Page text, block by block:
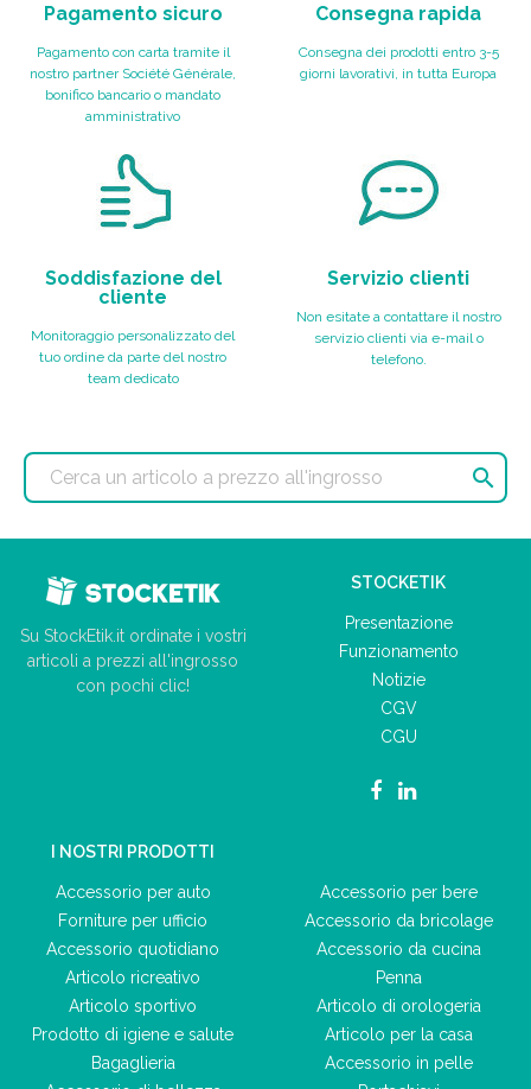
Pagamento sicuro
Pagamento con carta tramite il
nostro partner Société Générale,
bonifico bancario o mandato
amministrativo
Consegna rapida
Consegna dei prodotti entro 3-5
giorni lavorativi, in tutta Europa
Soddisfazione del
cliente
Monitoraggio personalizzato del
tuo ordine da parte del nostro
team dedicato
Servizio clienti
Non esitate a contattare il nostro
servizio clienti via e-mail o
telefono.

Su StockEtik.it ordinate i vostri
articoli a prezzi all'ingrosso
con pochi clic!
STOCKETIK
Presentazione
Funzionamento
Notizie
CGV
CGU
I NOSTRI PRODOTTI
Accessorio per auto
Forniture per ufficio
Accessorio quotidiano
Articolo ricreativo
Articolo sportivo
Prodotto di igiene e salute
Bagaglieria
Accessorio per bere
Accessorio da bricolage
Accessorio da cucina
Penna
Articolo di orologeria
Articolo per la casa
Accessorio in pelle